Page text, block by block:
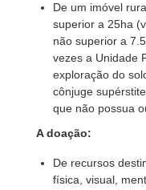
De um imóvel
superior a 25ha
não superior a
vezes a Unidade
exploração do
cônjuge
que não possua
A doação:
De recursos
física, visual,